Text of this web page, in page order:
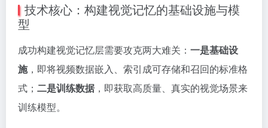
技术核心：构建视觉记忆的基础设施与模
型
成功构建视觉记忆层需要攻克两大难关： 一是基础设
施，即将视频数据嵌入、索引成可存储和召回的标准格
式； 二是训练数据 ，即获取高质量、真实的视觉场景来
训练模型。